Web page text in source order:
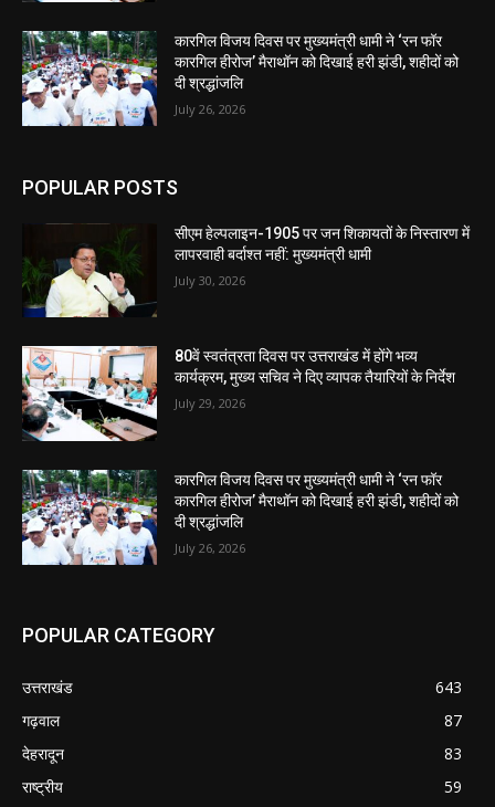
कारगिल विजय दिवस पर मुख्यमंत्री धामी ने ‘रन फॉर
कारगिल हीरोज’ मैराथॉन को दिखाई हरी झंडी, शहीदों को
दी श्रद्धांजलि
July 26, 2026
POPULAR POSTS
सीएम हेल्पलाइन-1905 पर जन शिकायतों के निस्तारण में
लापरवाही बर्दाश्त नहीं: मुख्यमंत्री धामी
July 30, 2026
80वें स्वतंत्रता दिवस पर उत्तराखंड में होंगे भव्य
कार्यक्रम, मुख्य सचिव ने दिए व्यापक तैयारियों के निर्देश
July 29, 2026
कारगिल विजय दिवस पर मुख्यमंत्री धामी ने ‘रन फॉर
कारगिल हीरोज’ मैराथॉन को दिखाई हरी झंडी, शहीदों को
दी श्रद्धांजलि
July 26, 2026
POPULAR CATEGORY
उत्तराखंड
643
गढ़वाल
87
देहरादून
83
राष्ट्रीय
59